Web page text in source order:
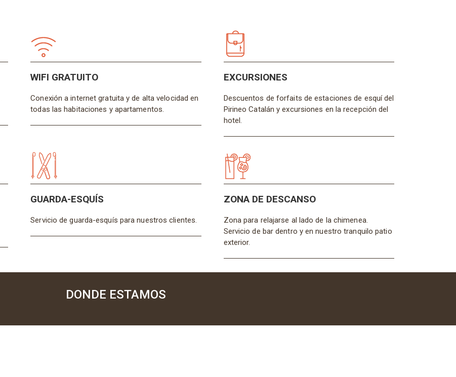
WIFI GRATUITO
Conexión a internet gratuita y de alta velocidad en
todas las habitaciones y apartamentos.
EXCURSIONES
Descuentos de forfaits de estaciones de esquí del
Pirineo Catalán y excursiones en la recepción del
hotel.
GUARDA-ESQUÍS
Servicio de guarda-esquís para nuestros clientes.
ZONA DE DESCANSO
Zona para relajarse al lado de la chimenea.
Servicio de bar dentro y en nuestro tranquilo patio
exterior.
DONDE ESTAMOS